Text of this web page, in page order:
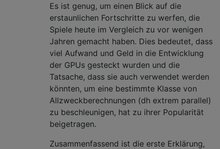
Es ist genug, um einen Blick auf die
erstaunlichen Fortschritte zu werfen, die
Spiele heute im Vergleich zu vor wenigen
Jahren gemacht haben. Dies bedeutet, dass
viel Aufwand und Geld in die Entwicklung
der GPUs gesteckt wurden und die
Tatsache, dass sie auch verwendet werden
könnten, um eine bestimmte Klasse von
Allzweckberechnungen (dh extrem parallel)
zu beschleunigen, hat zu ihrer Popularität
beigetragen.
Zusammenfassend ist die erste Erklärung,